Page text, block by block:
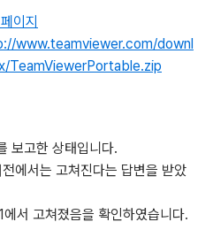
이지
www.teamviewer.com/downl
TeamViewerPortable.zip
보고한 상태입니다.
에서는 고쳐진다는 답변을 받았
서 고쳐졌음을 확인하였습니다.